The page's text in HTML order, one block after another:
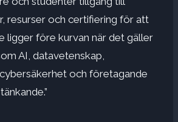
resurser och certifiering för att
ligger före kurvan när det gäller
AI, datavetenskap,
och företagande